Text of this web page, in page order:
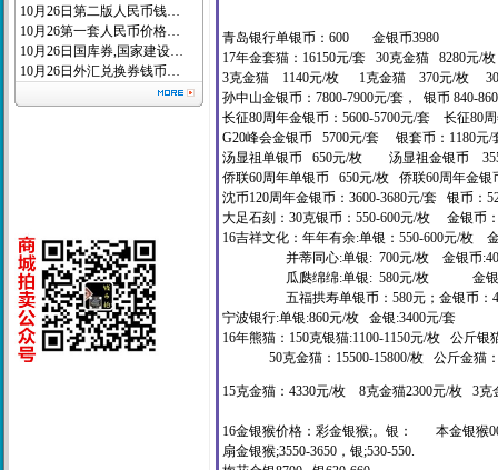
10月26日第二版人民币钱…
10月26第一套人民币价格…
10月26日国库券,国家建设…
10月26日外汇兑换券钱币…
青岛银行单银币：600 金银币3980
17年金套猫：16150元/套 30克金猫 8280元
3克金猫 1140元/枚 1克金猫 370元/枚 30
孙中山金银币：7800-7900元/套， 银币 840-
长征80周年金银币：5600-5700元/套 长征80
G20峰会金银币 5700元/套 银套币：1180元/
汤显祖单银币 650元/枚 汤显祖金银币
侨联60周年单银币 650元/枚 侨联60周年金
沈币120周年金银币：3600-3680元/套 银币：
大足石刻：30克银币：550-600元/枚 金银币
16吉祥文化：年年有余:单银：550-600元/枚
并蒂同心:单银: 700元/枚 金银币
瓜瓞绵绵:单银: 580元/枚 金银
五福拱寿单银币：580元；金银币：
宁波银行:单银:860元/枚 金银:3400元/套
16年熊猫：150克银猫:1100-1150元/枚 公斤银
50克金猫：15500-15800/枚 公斤金猫
15克金猫：4330元/枚 8克金猫2300元/枚 3克
16金银猴价格：彩金银猴;。银： 本金银猴
扇金银猴;3550-3650，银;530-550.